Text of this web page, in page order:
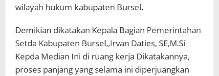
wilayah hukum kabupaten Bursel.
Demikian dikatakan Kepala Bagian Pemerintahan
Setda Kabupaten Bursel,,Irvan Daties, SE,M.Si
Kepda Median Ini di ruang kerja Dikatakannya,
proses panjang yang selama ini diperjuangkan